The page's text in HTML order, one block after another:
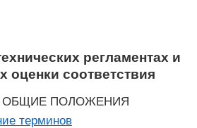
регламентах и
оценки соответствия
I ОБЩИЕ ПОЛОЖЕНИЯ
терминов